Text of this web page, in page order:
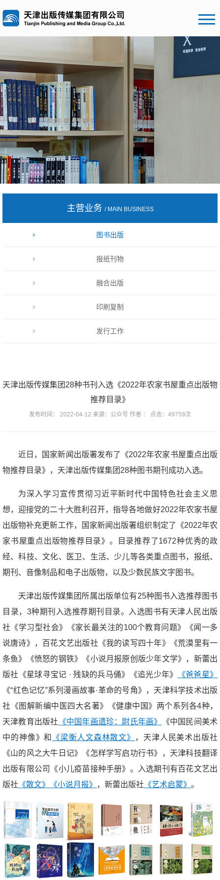
主营业务 / MAIN BUSINESS
图书出版
报纸刊物
融合出版
印刷复制
发行工作
天津出版传媒集团28种书刊入选《2022年农家书屋重点出版物
推荐目录》
发布时间： 2022-04-12 来源：公众号 作者 ： 点击：49759次
近日，国家新闻出版署发布了《2022年农家书屋重点出版
物推荐目录》，天津出版传媒集团28种图书期刊成功入选。
为深入学习宣传贯彻习近平新时代中国特色社会主义思
想，迎接党的二十大胜利召开，指导各地做好2022年农家书屋
出版物补充更新工作，国家新闻出版署组织制定了《2022年农
家书屋重点出版物推荐目录》。目录推荐了1672种优秀的政
经、科技、文化、医卫、生活、少儿等各类重点图书，报纸、
期刊、音像制品和电子出版物，以及少数民族文字图书。
天津出版传媒集团所属出版单位有25种图书入选推荐图书
目录，3种期刊入选推荐期刊目录。入选图书有天津人民出版
社《学习型社会》《家长最关注的100个教育问题》《闻一多
说唐诗》，百花文艺出版社《我的读写四十年》《荒漠里有一
条鱼》《愤怒的钢铁》《小说月报原创版少年文学》，新蕾出
版社《星球寻宝记 · 残缺的兵马俑》《追光少年》
《爸爸星》
《“红色记忆”系列漫画故事·革命的号角》，天津科学技术出版
社《图解新编中医四大名著》《健康中国》两个系列各4种，
天津教育出版社 《中国年画遗珍：尉氏年画》
《中国民间美术
中的神像》和
《梁衡人文森林散文》
，天津人民美术出版社
《山的风之大牛日记》《怎样学写启功行书》，天津科技翻译
出版有限公司《小儿疫苗接种手册》。入选期刊有百花文艺出
版社 《散文》 《小说月报》 ，新蕾出版社 《艺术启蒙》 。